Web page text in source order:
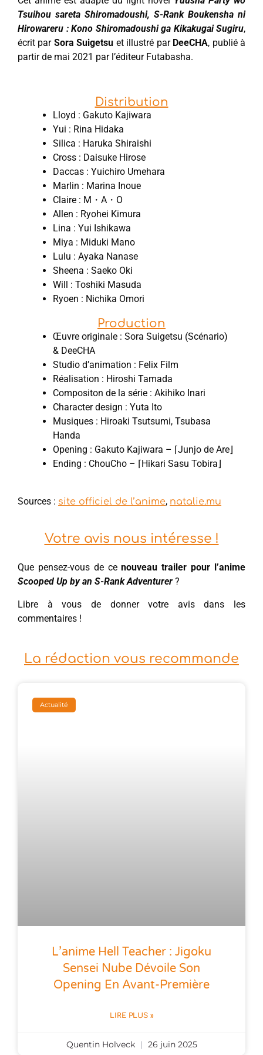
Tsuihou sareta Shiromadoushi, S-Rank Boukensha ni
Hirowareru : Kono Shiromadoushi ga Kikakugai Sugiru,
écrit par Sora Suigetsu et illustré par DeeCHA, publié à
partir de mai 2021 par l’éditeur Futabasha.
Distribution
Lloyd : Gakuto Kajiwara
Yui : Rina Hidaka
Silica : Haruka Shiraishi
Cross : Daisuke Hirose
Daccas : Yuichiro Umehara
Marlin : Marina Inoue
Claire : M・A・O
Allen : Ryohei Kimura
Lina : Yui Ishikawa
Miya : Miduki Mano
Lulu : Ayaka Nanase
Sheena : Saeko Oki
Will : Toshiki Masuda
Ryoen : Nichika Omori
Production
Œuvre originale : Sora Suigetsu (Scénario)
& DeeCHA
Studio d’animation : Felix Film
Réalisation : Hiroshi Tamada
Compositon de la série : Akihiko Inari
Character design : Yuta Ito
Musiques : Hiroaki Tsutsumi, Tsubasa
Handa
Opening : Gakuto Kajiwara – ⌈Junjo de Are⌋
Ending : ChouCho – ⌈Hikari Sasu Tobira⌋
Sources : site officiel de l’anime, natalie.mu
Votre avis nous intéresse !
Que pensez-vous de cenouveau trailer pour l’anime
Scooped Up by an S-Rank Adventurer ?
Libre à vous de donner votre avis dans les
commentaires !
La rédaction vous recommande
Actualité
L’anime Hell Teacher : Jigoku
Sensei Nube Dévoile Son
Opening En Avant-Première
LIRE PLUS »
Quentin Holveck 26 juin 2025